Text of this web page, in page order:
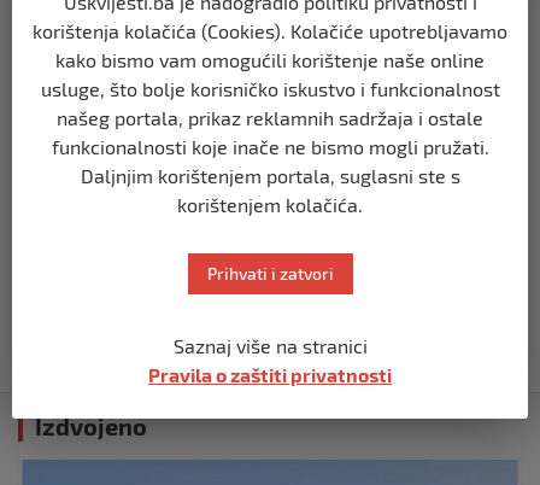
Predsjedništvo BiH
prije 3 mjeseca
BIH
Demantij Federalnog ministarstva
unutrašnjih poslova
prije 5 mjeseci
Akcija SIPA-e: Pretresaju se stambeni i
prije 5 mjeseci
Izdvojeno
korištenja kolačića (Cookies). Kolačiće upotrebljavamo
kako bismo vam omogućili korištenje naše online
usluge, što bolje korisničko iskustvo i funkcionalnost
našeg portala, prikaz reklamnih sadržaja i ostale
funkcionalnosti koje inače ne bismo mogli pružati.
Daljnjim korištenjem portala, suglasni ste s
korištenjem kolačića.
Prihvati i zatvori
Saznaj više na stranici
Pravila o zaštiti privatnosti